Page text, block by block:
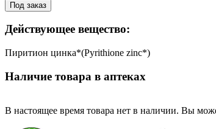
Под заказ
Действующее вещество:
Пиритион цинка*(Pyrithione zinc*)
Наличие товара в аптеках
В настоящее время товара нет в наличии. Вы